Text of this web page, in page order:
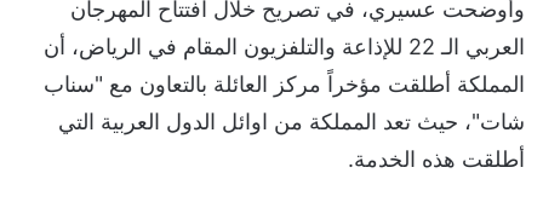
وأوضحت عسيري، في تصريح خلال افتتاح المهرجان
العربي الـ 22 للإذاعة والتلفزيون المقام في الرياض، أن
المملكة أطلقت مؤخراً مركز العائلة بالتعاون مع "سناب
شات"، حيث تعد المملكة من اوائل الدول العربية التي
أطلقت هذه الخدمة.